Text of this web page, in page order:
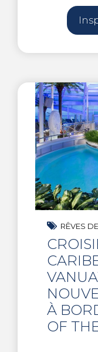
RÊVES
À
OF